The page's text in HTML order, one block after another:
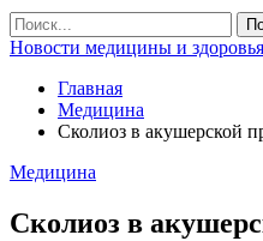
Новости медицины и здоровья
Главная
Медицина
Сколиоз в акушерской
Медицина
Сколиоз в